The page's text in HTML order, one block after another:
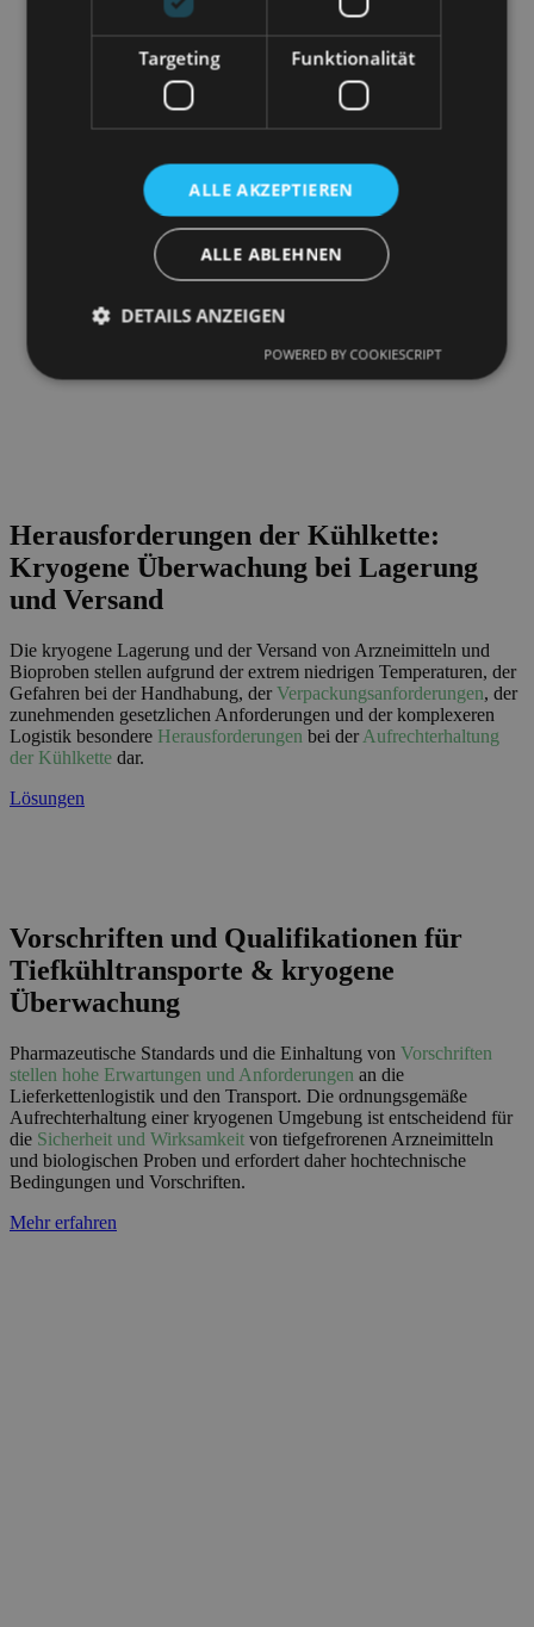
Herausforderungen der Kühlkette:
Kryogene Überwachung bei Lagerung
und Versand
Die kryogene Lagerung und der Versand von Arzneimitteln und
Bioproben stellen aufgrund der extrem niedrigen Temperaturen, der
Gefahren bei der Handhabung, derVerpackungsanforderungen, der
zunehmenden gesetzlichen Anforderungen und der komplexeren
Logistik besondere Herausforderungen bei derAufrechterhaltung
der Kühlkette dar.
Lösungen
Vorschriften und Qualifikationen für
Tiefkühltransporte & kryogene
Überwachung
Pharmazeutische Standards und die Einhaltung von Vorschriften
stellen hohe Erwartungen und Anforderungen an die
Lieferkettenlogistik und den Transport. Die ordnungsgemäße
Aufrechterhaltung einer kryogenen Umgebung ist entscheidend für
die Sicherheit und Wirksamkeit von tiefgefrorenen Arzneimitteln
und biologischen Proben und erfordert daher hochtechnische
Bedingungen und Vorschriften.
Mehr erfahren
Targeting Funktionalität
ALLE AKZEPTIEREN
ALLE ABLEHNEN
DETAILS ANZEIGEN
POWERED BY COOKIESCRIPT